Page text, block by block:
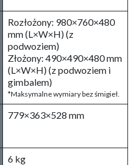
Rozłożony: 980×760×480
mm (L×W×H) (z
podwoziem)
Złożony: 490×490×480 mm
(L×W×H) (z podwoziem i
gimbalem)
*Maksymalne wymiary bez śmigieł.
779×363×528 mm
6 kg